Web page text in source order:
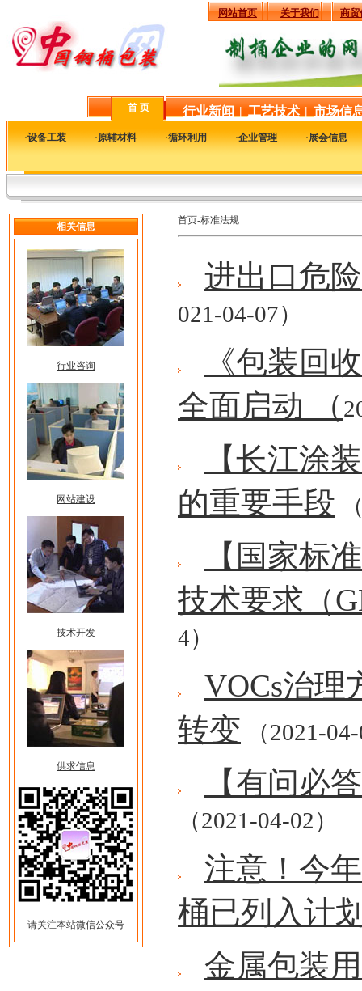
网站首页 关于我们 商贸
首 页 行业新闻 | 工艺技术 | 市场信
·设备工装 ·原辅材料 ·循环利用 ·企业管理 ·展会信息
相关信息
行业咨询
网站建设
技术开发
供求信息
请关注本站微信公众号
首页-标准法规
进出口危
021-04-07）
《包装回
全面启动 （
【长江涂
的重要手段
【国家标
技术要求（
4）
VOCs治理
转变 （2021-
【有问必
（2021-04-02）
注意！今
桶已列入计
金属包装